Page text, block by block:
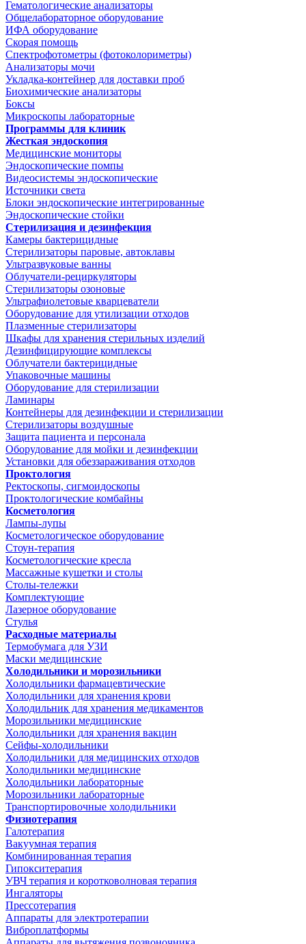
Гематологические анализаторы
Общелабораторное оборудование
ИФА оборудование
Скорая помощь
Спектрофотометры (фотоколориметры)
Анализаторы мочи
Укладка-контейнер для доставки проб
Биохимические анализаторы
Боксы
Микроскопы лабораторные
Программы для клиник
Жесткая эндоскопия
Медицинские мониторы
Эндоскопические помпы
Видеосистемы эндоскопические
Источники света
Блоки эндоскопические интегрированные
Эндоскопические стойки
Стерилизация и дезинфекция
Камеры бактерицидные
Стерилизаторы паровые, автоклавы
Ультразвуковые ванны
Облучатели-рециркуляторы
Стерилизаторы озоновые
Ультрафиолетовые кварцеватели
Оборудование для утилизации отходов
Плазменные стерилизаторы
Шкафы для хранения стерильных изделий
Дезинфицирующие комплексы
Облучатели бактерицидные
Упаковочные машины
Оборудование для стерилизации
Ламинары
Контейнеры для дезинфекции и стерилизации
Стерилизаторы воздушные
Защита пациента и персонала
Оборудование для мойки и дезинфекции
Установки для обеззараживания отходов
Проктология
Ректоскопы, сигмоидоскопы
Проктологические комбайны
Косметология
Лампы-лупы
Косметологическое оборудование
Стоун-терапия
Косметологические кресла
Массажные кушетки и столы
Столы-тележки
Комплектующие
Лазерное оборудование
Стулья
Расходные материалы
Термобумага для УЗИ
Маски медицинские
Холодильники и морозильники
Холодильники фармацевтические
Холодильники для хранения крови
Холодильник для хранения медикаментов
Морозильники медицинские
Холодильники для хранения вакцин
Сейфы-холодильники
Холодильники для медицинских отходов
Холодильники медицинские
Холодильники лабораторные
Морозильники лабораторные
Транспортировочные холодильники
Физиотерапия
Галотерапия
Вакуумная терапия
Комбинированная терапия
Гипокситерапия
УВЧ терапия и коротковолновая терапия
Ингаляторы
Прессотерапия
Аппараты для электротерапии
Виброплатформы